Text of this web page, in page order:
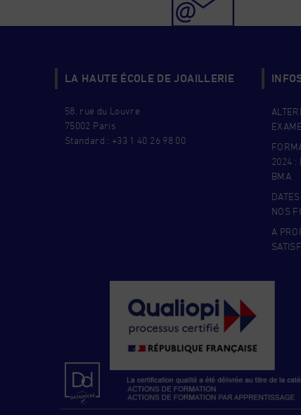
LA HAUTE ÉCOLE DE JOAILLERIE
58, rue du Louvre
75002 Paris
Standard : +33 1 40 26 98 00
2024 :
BMA
NOS
A